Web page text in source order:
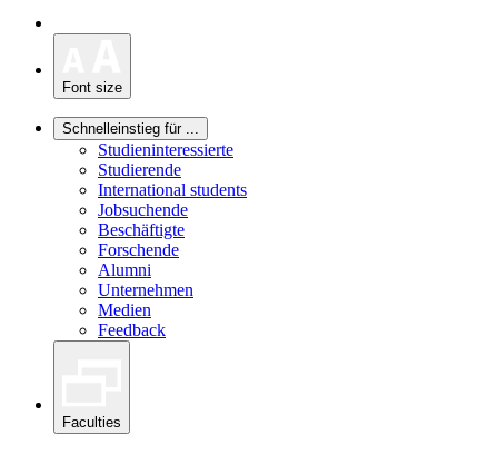
Font size
Schnelleinstieg für ...
Studieninteressierte
Studierende
International students
Jobsuchende
Beschäftigte
Forschende
Alumni
Unternehmen
Medien
Feedback
Faculties